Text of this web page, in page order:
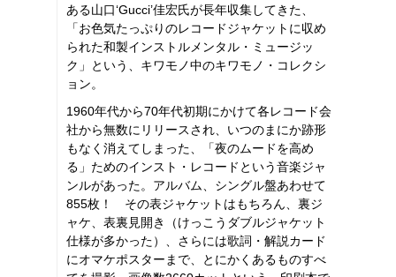
ある山口‘Gucci’佳宏氏が長年収集してきた、
「お色気たっぷりのレコードジャケットに収め
られた和製インストルメンタル・ミュージッ
ク」という、キワモノ中のキワモノ・コレクシ
ョン。
1960年代から70年代初期にかけて各レコード会
社から無数にリリースされ、いつのまにか跡形
もなく消えてしまった、「夜のムードを高め
る」ためのインスト・レコードという音楽ジャ
ンルがあった。アルバム、シングル盤あわせて
855枚！ その表ジャケットはもちろん、裏ジ
ャケ、表裏見開き（けっこうダブルジャケット
仕様が多かった）、さらには歌詞・解説カード
にオマケポスターまで、とにかくあるものすべ